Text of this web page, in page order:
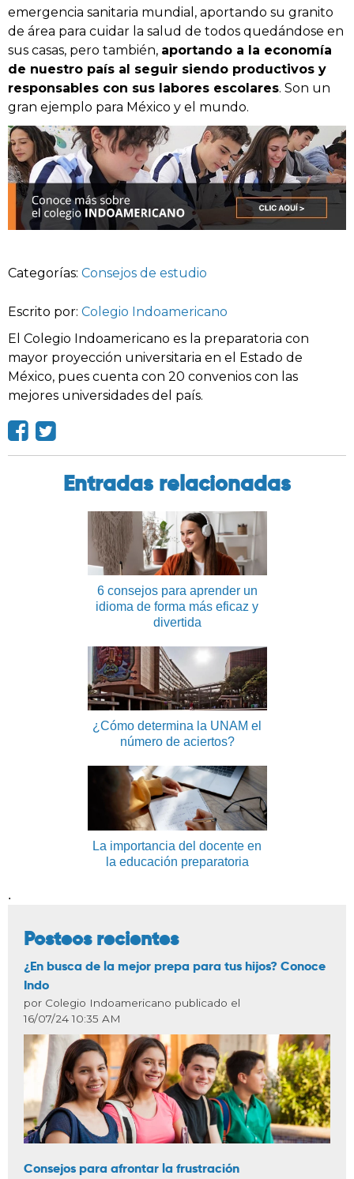
emergencia sanitaria mundial, aportando su granito
de área para cuidar la salud de todos quedándose en
sus casas, pero también, aportando a la economía
de nuestro país al seguir siendo productivos y
responsables con sus labores escolares. Son un
gran ejemplo para México y el mundo.
Categorías: Consejos de estudio
Escrito por: Colegio Indoamericano
El Colegio Indoamericano es la preparatoria con
mayor proyección universitaria en el Estado de
México, pues cuenta con 20 convenios con las
mejores universidades del país.
Entradas relacionadas
6 consejos para aprender un
idioma de forma más eficaz y
divertida
¿Cómo determina la UNAM el
número de aciertos?
La importancia del docente en
la educación preparatoria
.
Posteos recientes
¿En busca de la mejor prepa para tus hijos? Conoce
Indo
por Colegio Indoamericano publicado el
16/07/24 10:35 AM
Consejos para afrontar la frustración